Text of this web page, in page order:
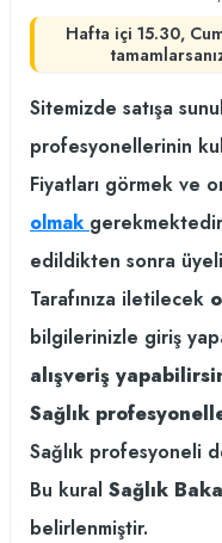
Hafta içi 15.30,
Sitemizde satışa
profesyonellerinin
Fiyatları görmek ve
olmak
edildikten sonra
Tarafınıza iletilecek
bilgilerinizle giriş
alışveriş
Sağlık
Sağlık profesyoneli
Bu kural Sağlık
belirlenmiştir.